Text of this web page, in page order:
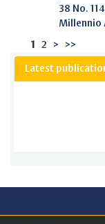
38 No.
Millennio
1 2 > >>
Latest